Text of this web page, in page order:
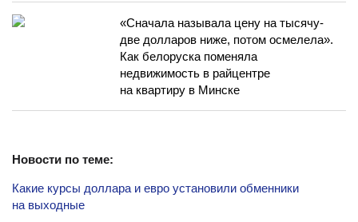
«Сначала называла цену на тысячу-
две долларов ниже, потом осмелела».
Как белоруска поменяла
недвижимость в райцентре
на квартиру в Минске
Новости по теме:
Какие курсы доллара и евро установили обменники
на выходные